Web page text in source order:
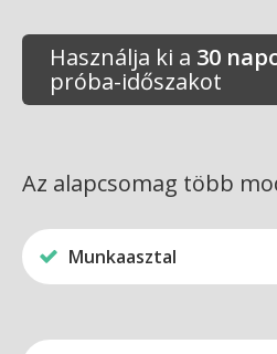
Használja ki a 30
próba-időszakot
Az alapcsomag több
Munkaasztal